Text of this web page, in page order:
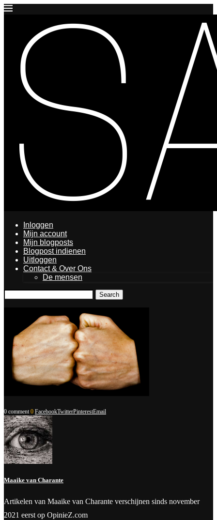
Inloggen
Mijn account
Mijn blogposts
Blogpost indienen
Uitloggen
Contact & Over Ons
De mensen
Search
0 comment 0 FacebookTwitterPinterestEmail
Maaike van Charante
Artikelen van Maaike van Charante verschijnen sinds november
2021 eerst op OpinieZ.com